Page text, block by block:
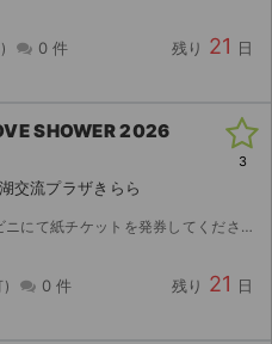
0 件 残り 21 日
SHOWER 2026
交流プラザきらら
券してみないと分かりませんのでご検討宜しくお願い致します。 8/29(土)】 ASIAN KUNG-...
0 件 残り 21 日
3